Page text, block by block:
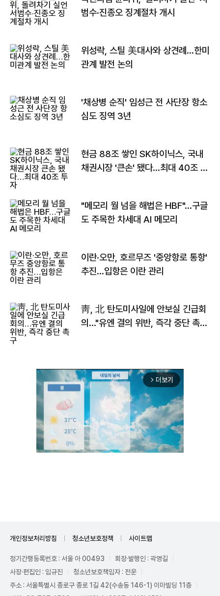
범수·진종오 징계절차 개시
위성락, 스틸 美대사와 상견례…한미
관계 발전 논의
'채상병 순직' 임성근 전 사단장 항소
심도 징역 3년
현금 88조 쌓인 SK하이닉스, 국내
채권시장 '큰손' 됐다…최대 40조 투
"메모리 월 넘을 해법은 HBF"…구글
도 주목한 차세대 AI 메모리
이란·오만, 호르무즈 '중앙항로 통항'
추진…입항은 이란 관리
靑, 北 탄도미사일에 안보실 긴급회
의…"유엔 결의 위반, 즉각 중단 촉
arrow_forward_ios 더보기
개인정보처리방침 청소년보호정책 사이트맵
정기간행등록번호 : 서울 아 00493
회장·발행인 : 곽영길
사장·편집인 : 임규진
청소년보호책임자 : 전운
주소 : 서울특별시 종로구 종로 1길 42(수송동 146-1) 이마빌딩 11층